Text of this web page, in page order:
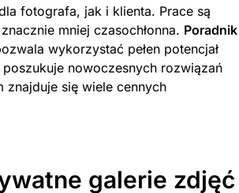
fotografa, jak i klienta. Prace są
mniej czasochłonna. Poradnik
wykorzystać pełen potencjał
nowoczesnych rozwiązań
znajduje się wiele cennych
galerie zdjęć